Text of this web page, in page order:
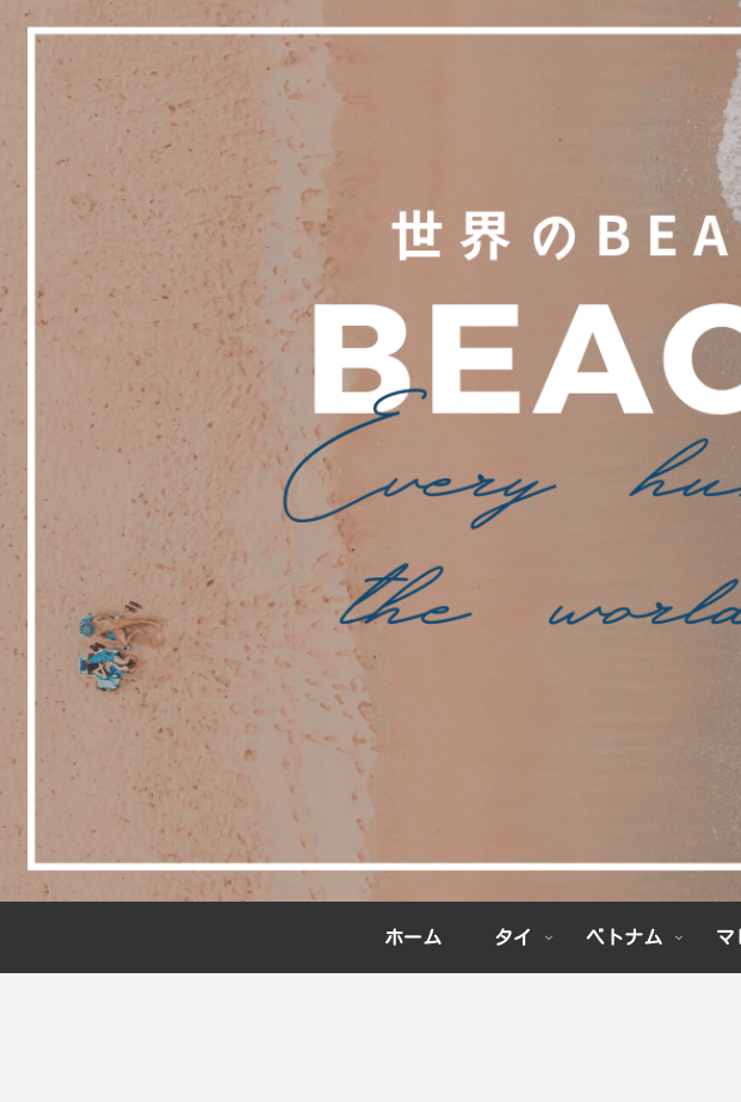
ホーム タイ ベトナム マ